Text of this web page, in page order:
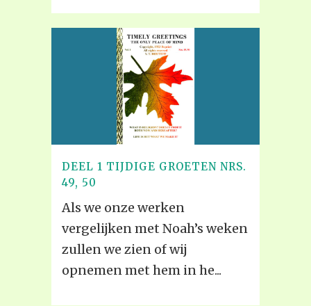
DEEL 1 TIJDIGE GROETEN NRS.
49, 50
Als we onze werken
vergelijken met Noah’s weken
zullen we zien of wij
opnemen met hem in he...